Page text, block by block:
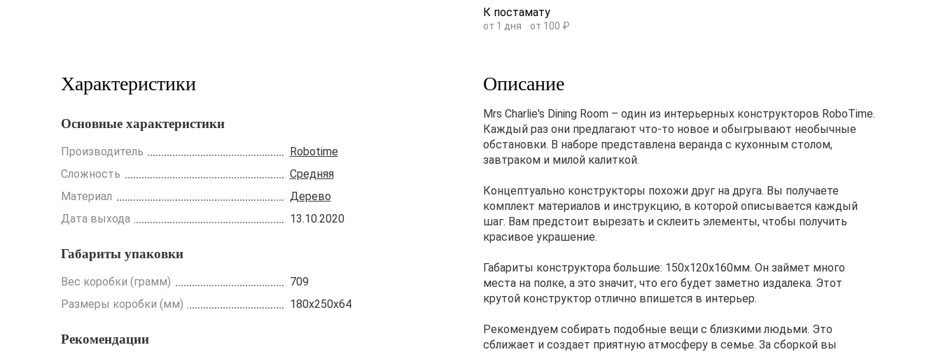
К постамату
от 1 дня от 100 ₽
Характеристики
Основные характеристики
Производитель
Robotime
Сложность
Средняя
Материал
Дерево
Дата выхода
13.10.2020
Габариты упаковки
Вес коробки (грамм)
709
Размеры коробки (мм)
180x250x64
Рекомендации
Описание
Mrs Charlie's Dining Room – один из интерьерных конструкторов RoboTime.
Каждый раз они предлагают что-то новое и обыгрывают необычные
обстановки. В наборе представлена веранда с кухонным столом,
завтраком и милой калиткой.
Концептуально конструкторы похожи друг на друга. Вы получаете
комплект материалов и инструкцию, в которой описывается каждый
шаг. Вам предстоит вырезать и склеить элементы, чтобы получить
красивое украшение.
Габариты конструктора большие: 150х120х160мм. Он займет много
места на полке, а это значит, что его будет заметно издалека. Этот
крутой конструктор отлично впишется в интерьер.
Рекомендуем собирать подобные вещи с близкими людьми. Это
сближает и создает приятную атмосферу в семье. За сборкой вы